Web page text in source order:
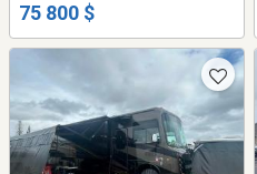
75 800 $